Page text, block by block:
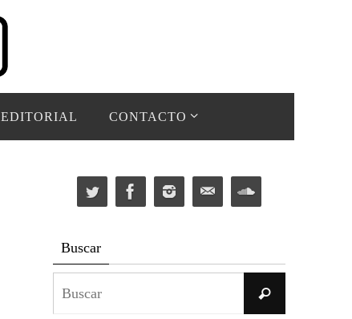
EDITORIAL CONTACTO
Buscar
Buscar